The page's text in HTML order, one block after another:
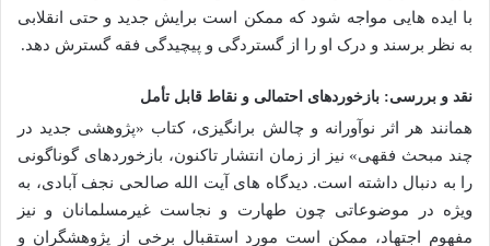
با ایده هایی مواجه شود که ممکن است برایش جدید و حتی انقلابی
به نظر برسند و درک او را از گستردگی و پیچیدگی فقه گسترش دهد.
نقد و بررسی: بازخوردهای احتمالی و نقاط قابل تأمل
همانند هر اثر نوآورانه و چالش برانگیزی، کتاب «پژوهشی جدید در
چند مبحث فقهی» نیز از زمان انتشار تاکنون، بازخوردهای گوناگونی
را به دنبال داشته است. دیدگاه های آیت الله صالحی نجف آبادی، به
ویژه در موضوعاتی چون طهارت و نجاست غیرمسلمانان و نیز
مفهوم اجتهاد، ممکن است مورد استقبال برخی از پژوهشگران و